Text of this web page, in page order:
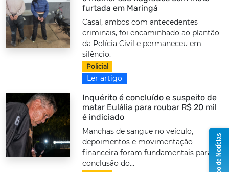
furtada em Maringá
Casal, ambos com antecedentes
criminais, foi encaminhado ao plantão
da Polícia Civil e permaneceu em
silêncio.
Policial
Ler artigo
Inquérito é concluído e suspeito de
matar Eulália para roubar R$ 20 mil
é indiciado
Manchas de sangue no veículo,
depoimentos e movimentação
financeira foram fundamentais para a
conclusão do...
Grupo de Notícias